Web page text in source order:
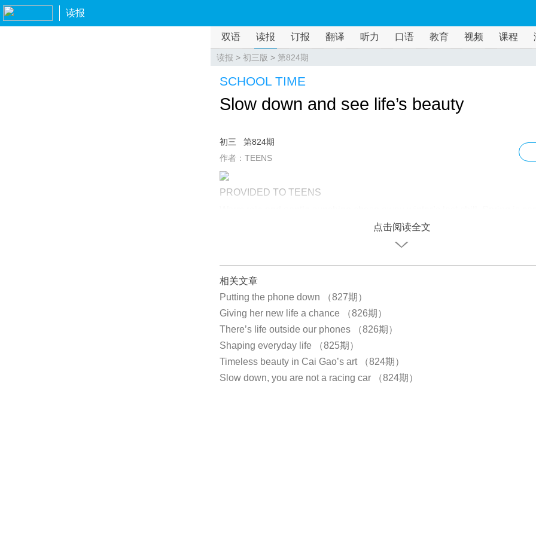
读报
双语 读报 订报 翻译 听力 口语 教育 视频 课程
读报 > 初三版 > 第824期
SCHOOL TIME
Slow down and see life’s beauty
初三
第824期
作者：TEENS
PROVIDED TO TEENS
点击阅读全文
相关文章
Putting the phone down （827期）
Giving her new life a chance （826期）
There’s life outside our phones （826期）
Shaping everyday life （825期）
Timeless beauty in Cai Gao’s art （824期）
Slow down, you are not a racing car （824期）